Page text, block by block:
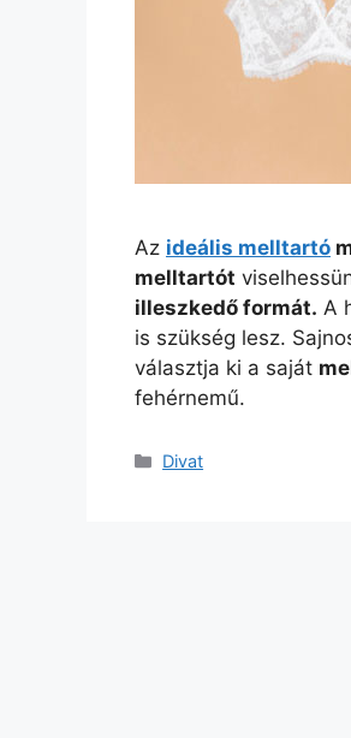
Az ideális melltartó
melltartót
illeszkedő formát. A
is szükség lesz.
választja ki a saját
fehérnemű.
Kategória
Divat